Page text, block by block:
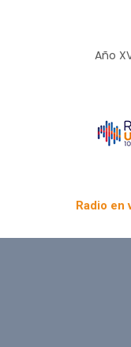
Año
Radio en